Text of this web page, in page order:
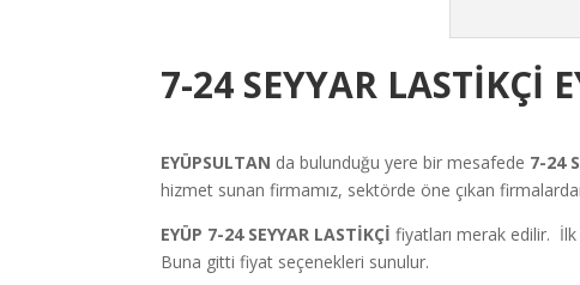
7-24 SEYYAR LASTİKÇİ
EYÜPSULTAN da bulunduğu yere bir mesafede 7-24
hizmet sunan firmamız, sektörde öne çıkan
EYÜP 7-24 SEYYAR LASTİKÇİfiyatları merak edilir.
Buna gitti fiyat seçenekleri sunulur.